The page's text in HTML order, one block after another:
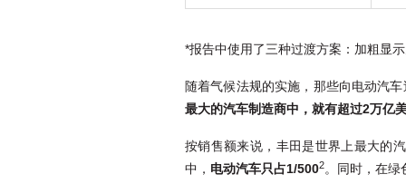
*报告中使用了三种过渡方案：加粗显
随着气候法规的实施，那些向电动汽
最大的汽车制造商中，就有超过2万亿
按销售额来说，丰田是世界上最大的
中， 电动汽车只占1/5002。同时，在绿